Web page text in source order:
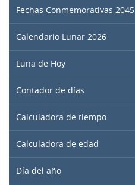
Fechas Conmemorativas 2045
Calendario Lunar 2026
Luna de Hoy
Contador de días
Calculadora de tiempo
Calculadora de edad
Día del año